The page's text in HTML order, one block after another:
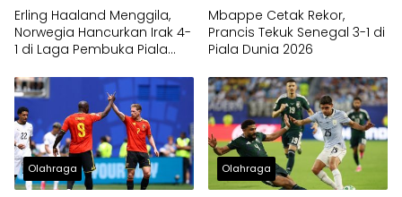
Erling Haaland Menggila,
Norwegia Hancurkan Irak 4-
1 di Laga Pembuka Piala
Mbappe Cetak Rekor,
Prancis Tekuk Senegal 3-1 di
Piala Dunia 2026
Olahraga Olahraga